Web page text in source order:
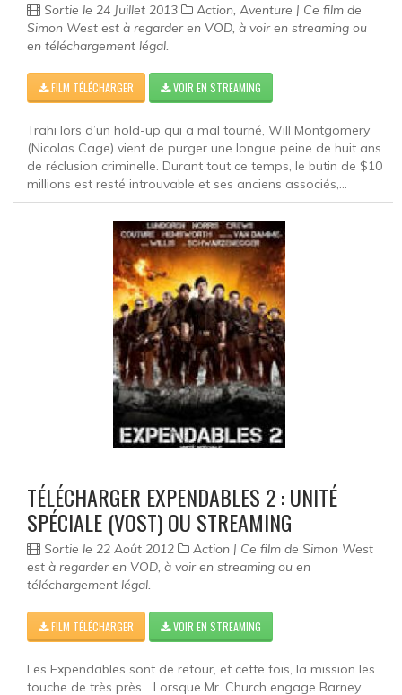
Sortie le 24 Juillet 2013
Action, Aventure | Ce film de
Simon West est à regarder en VOD, à voir en streaming ou
en téléchargement légal.
FILM TÉLÉCHARGER VOIR EN STREAMING
Trahi lors d’un hold-up qui a mal tourné, Will Montgomery
(Nicolas Cage) vient de purger une longue peine de huit ans
de réclusion criminelle. Durant tout ce temps, le butin de $10
millions est resté introuvable et ses anciens associés,...
TÉLÉCHARGER EXPENDABLES 2 : UNITÉ
SPÉCIALE (VOST) OU STREAMING
Sortie le 22 Août 2012
Action | Ce film de Simon West
est à regarder en VOD, à voir en streaming ou en
téléchargement légal.
FILM TÉLÉCHARGER VOIR EN STREAMING
Les Expendables sont de retour, et cette fois, la mission les
touche de très près... Lorsque Mr. Church engage Barney